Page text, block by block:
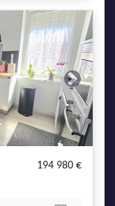
Next
194 980 €